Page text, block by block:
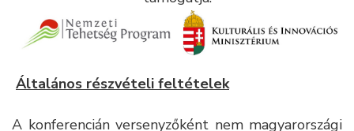
Általános részvételi feltételek
A konferencián versenyzőként nem magyarországi